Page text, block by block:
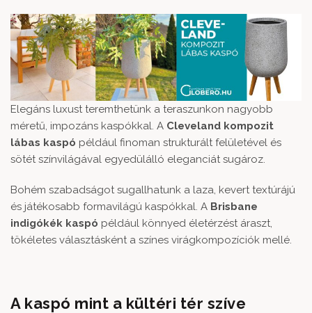
Elegáns luxust teremthetünk a teraszunkon nagyobb
méretű, impozáns kaspókkal. A Cleveland kompozit
lábas kaspó például finoman strukturált felületével és
sötét színvilágával egyedülálló eleganciát sugároz.
Bohém szabadságot sugallhatunk a laza, kevert textúrájú
és játékosabb formavilágú kaspókkal. A Brisbane
indigókék kaspó például könnyed életérzést áraszt,
tökéletes választásként a színes virágkompozíciók mellé.
A kaspó mint a kültéri tér szíve